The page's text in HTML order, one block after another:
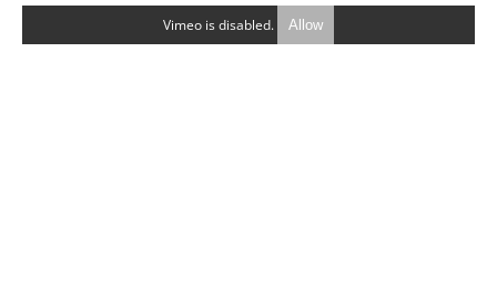
Vimeo is disabled. Allow